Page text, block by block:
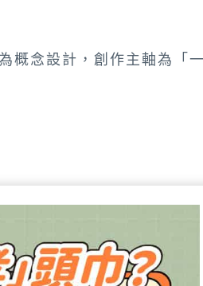
概念設計，創作主軸為「